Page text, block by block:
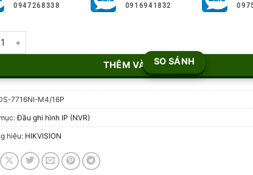
0947268338 0916941832
NVR 16 kênh DS-7716NI-M4/16P số lượng
THÊM VÀO GIỎSO SÁNH
7716NI-M4/16P
Đầu ghi hình IP (NVR)
hiệu: HIKVISION